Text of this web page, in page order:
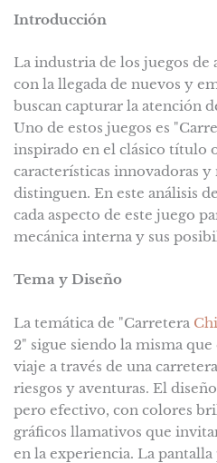
Introducción
La industria de los juegos de
con la llegada de nuevos y
buscan capturar la atención
Uno de estos juegos es
inspirado en el clásico título
características innovadoras y
distinguen. En este análisis
cada aspecto de este juego
mecánica interna y sus
Tema y Diseño
La temática de "Carretera
2" sigue siendo la misma
viaje a través de una
riesgos y aventuras. El
pero efectivo, con colores
gráficos llamativos que
en la experiencia. La